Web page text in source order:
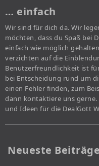
… einfach
Wir sind für dich da. Wir
möchten, dass du Spaß bei
einfach wie möglich
verzichten auf die
Benutzerfreundlichkeit ist
bei Entscheidung rund um
einen Fehler finden, zum
dann kontaktiere uns
und Ideen für die DealGott
Neueste Beiträge